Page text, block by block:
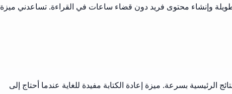
وإنشاء محتوى فريد دون قضاء ساعات في القراءة. تساعدني ميزة
بسرعة. ميزة إعادة الكتابة مفيدة للغاية عندما أحتاج إلى